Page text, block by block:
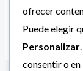
comunidades
ofrecer
Puede elegir
Personalizar
consentir o en